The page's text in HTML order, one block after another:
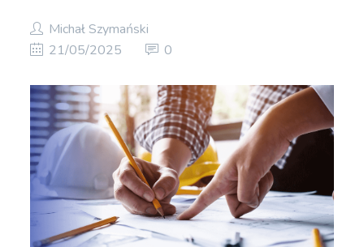
Michał Szymański
21/05/2025
0